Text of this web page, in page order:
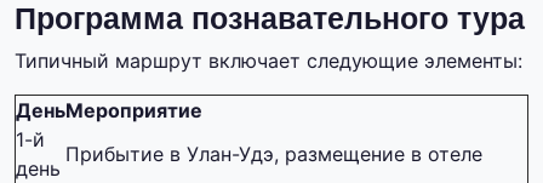
Программа познавательного тура
Типичный маршрут включает следующие элементы:
ДеньМероприятие
1-й
день
Прибытие в Улан-Удэ, размещение в отеле